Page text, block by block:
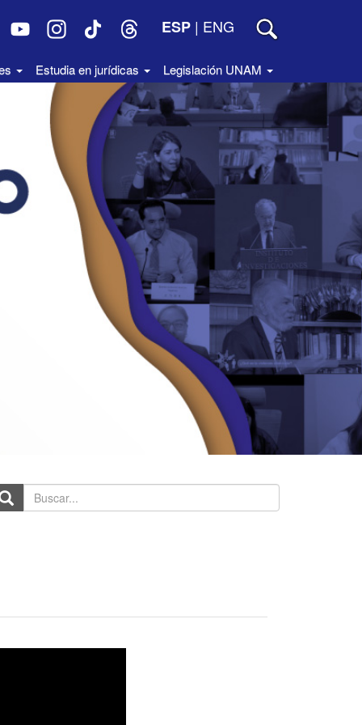
ESP | ENG
Estudia en jurídicas Legislación UNAM